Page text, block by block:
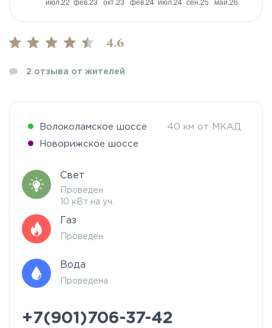
4.6
2 отзыва от жителей
Волоколамское шоссе 40 км от МКАД
Новорижское шоссе
Свет
Проведен
10 кВт на уч.
Газ
Проведен
Вода
Проведена
+7(901)706-37-42